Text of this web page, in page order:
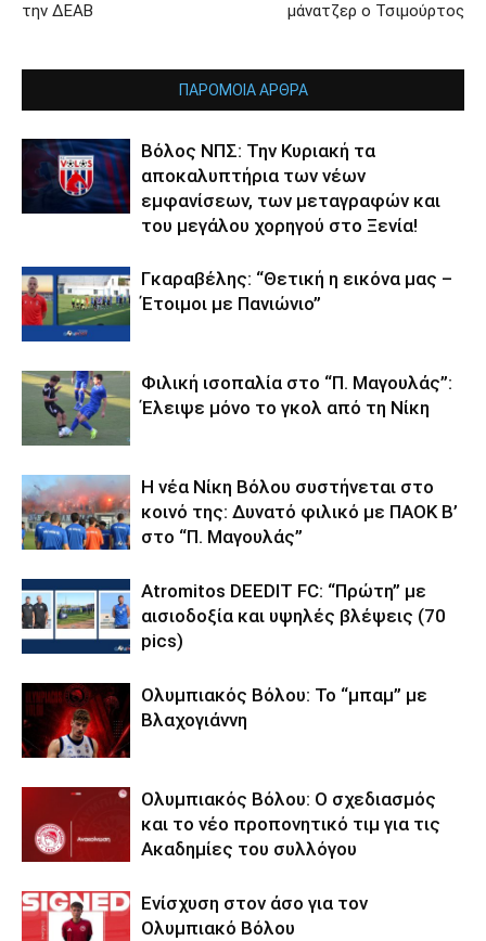
την ΔΕΑΒ μάνατζερ ο Τσιμούρτος
ΠΑΡΟΜΟΙΑ ΑΡΘΡΑ
Βόλος ΝΠΣ: Την Κυριακή τα
αποκαλυπτήρια των νέων
εμφανίσεων, των μεταγραφών και
του μεγάλου χορηγού στο Ξενία!
Γκαραβέλης: “Θετική η εικόνα μας –
Έτοιμοι με Πανιώνιο”
Φιλική ισοπαλία στο “Π. Μαγουλάς”:
Έλειψε μόνο το γκολ από τη Νίκη
Η νέα Νίκη Βόλου συστήνεται στο
κοινό της: Δυνατό φιλικό με ΠΑΟΚ Β’
στο “Π. Μαγουλάς”
Atromitos DEEDIT FC: “Πρώτη” με
αισιοδοξία και υψηλές βλέψεις (70
pics)
Ολυμπιακός Βόλου: Το “μπαμ” με
Βλαχογιάννη
Ολυμπιακός Βόλου: Ο σχεδιασμός
και το νέο προπονητικό τιμ για τις
Ακαδημίες του συλλόγου
Ενίσχυση στον άσο για τον
Ολυμπιακό Βόλου